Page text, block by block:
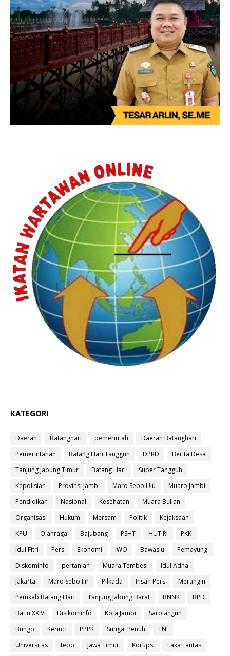
KATEGORI
Daerah Batanghari pemerintah
Daerah Batanghari
Pemerintahan
Batang Hari Tangguh DPRD
Berita Desa
Tanjung Jabung Timur
Batang Hari
Super Tangguh
Kepolisian
Provinsi Jambi Maro Sebo Ulu
Muaro Jambi
Pendidikan
Nasional Kesehatan
Muara Bulian
Organisasi
Hukum Mersam Politik
Kejaksaan
KPU
Olahraga Bajubang PSHT HUT RI
PKK
Idul Fitri
Pers Ekonomi IWO Bawaslu
Pemayung
Diskominfo
pertanian Muara Tembesi
Idul Adha
Jakarta
Maro Sebo Ilir Pilkada Insan Pers
Merangin
Pemkab Batang Hari
Tanjung Jabung Barat BNNK
BPD
Batin XXIV
Disikominfo Kota Jambi
Sarolangun
Bungo
Kerinci PPPK Sungai Penuh
TNI
Universitas
tebo Jawa Timur Korupsi
Laka Lantas